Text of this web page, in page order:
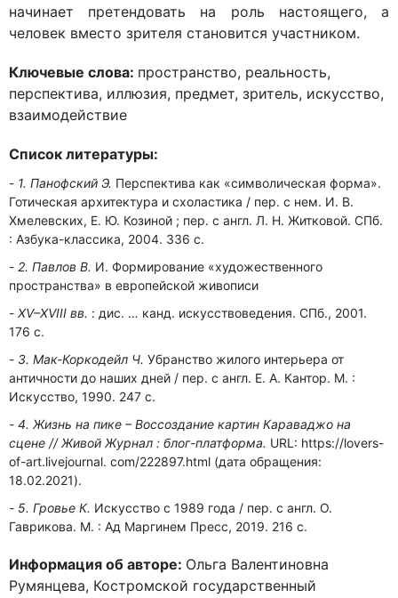
начинает претендовать на роль настоящего, а
человек вместо зрителя становится участником.
Ключевые слова: пространство, реальность,
перспектива, иллюзия, предмет, зритель, искусство,
взаимодействие
Список литературы:
1. Панофский Э. Перспектива как «символическая форма».
Готическая архитектура и схоластика / пер. с нем. И. В.
Хмелевских, Е. Ю. Козиной ; пер. с англ. Л. Н. Житковой. СПб.
: Азбука-классика, 2004. 336 с.
2. Павлов В. И. Формирование «художественного
пространства» в европейской живописи
XV–XVIII вв. : дис. … канд. искусствоведения. СПб., 2001.
176 с.
3. Мак-Коркодейл Ч. Убранство жилого интерьера от
античности до наших дней / пер. с англ. Е. А. Кантор. М. :
Искусство, 1990. 247 с.
4. Жизнь на пике – Воссоздание картин Караваджо на
сцене // Живой Журнал : блог-платформа. URL: https://lovers-
of-art.livejournal. com/222897.html (дата обращения:
18.02.2021).
5. Гровье К. Искусство с 1989 года / пер. с англ. О.
Гаврикова. М. : Ад Маргинем Пресс, 2019. 216 с.
Информация об авторе: Ольга Валентиновна
Румянцева, Костромской государственный